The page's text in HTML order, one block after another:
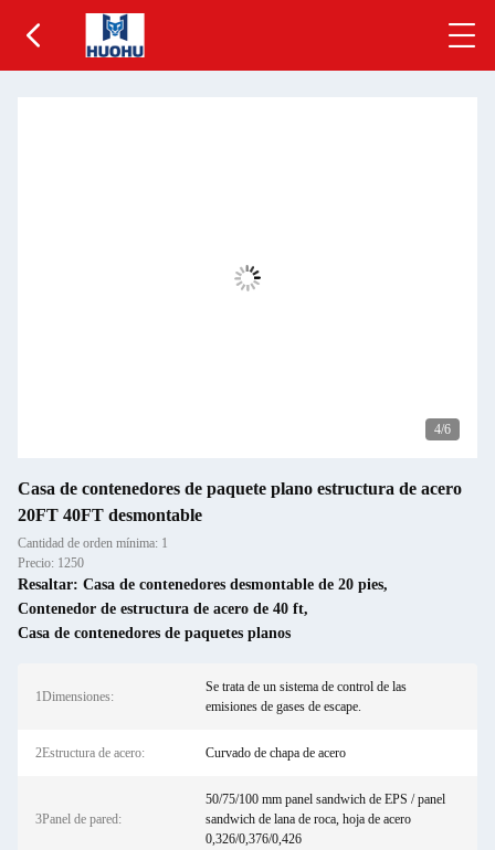
5/6
Casa de contenedores de paquete plano estructura de acero
20FT 40FT desmontable
Cantidad de orden mínima: 1
Precio: 1250
Resaltar: Casa de contenedores desmontable de 20 pies,
Contenedor de estructura de acero de 40 ft,
Casa de contenedores de paquetes planos
1Dimensiones:
Se trata de un sistema de control de las
emisiones de gases de escape.
2Estructura de acero: Curvado de chapa de acero
3Panel de pared:
50/75/100 mm panel sandwich de EPS / panel
sandwich de lana de roca, hoja de acero
0,326/0,376/0,426